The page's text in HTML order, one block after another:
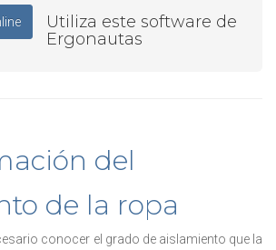
Utiliza este software de
Ergonautas
del
de la ropa
conocer el grado de aislamiento que la